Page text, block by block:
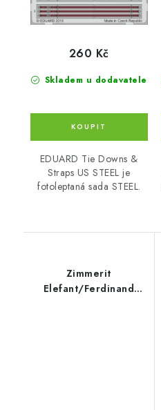
Skladem u dodavatele
260 Kč
EDUARD Tie Downs &
Straps US STEEL je
fotoleptaná sada STEEL.
Zimmerit
Elefant/Ferdinand